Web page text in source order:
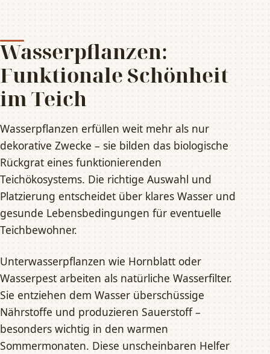
Wasserpflanzen:
Funktionale Schönheit
im Teich
Wasserpflanzen erfüllen weit mehr als nur
dekorative Zwecke – sie bilden das biologische
Rückgrat eines funktionierenden
Teichökosystems. Die richtige Auswahl und
Platzierung entscheidet über klares Wasser und
gesunde Lebensbedingungen für eventuelle
Teichbewohner.
Unterwasserpflanzen wie Hornblatt oder
Wasserpest arbeiten als natürliche Wasserfilter.
Sie entziehen dem Wasser überschüssige
Nährstoffe und produzieren Sauerstoff –
besonders wichtig in den warmen
Sommermonaten. Diese unscheinbaren Helfer